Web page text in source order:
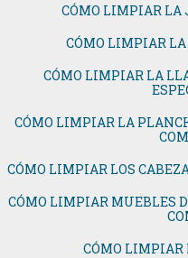
CÓMO LIMPIAR LA
CÓMO LIMPIAR
CÓMO LIMPIAR LA
CÓMO LIMPIAR LA
CÓMO LIMPIAR LOS
CÓMO LIMPIAR MUEBLES
CÓMO LIMPIAR